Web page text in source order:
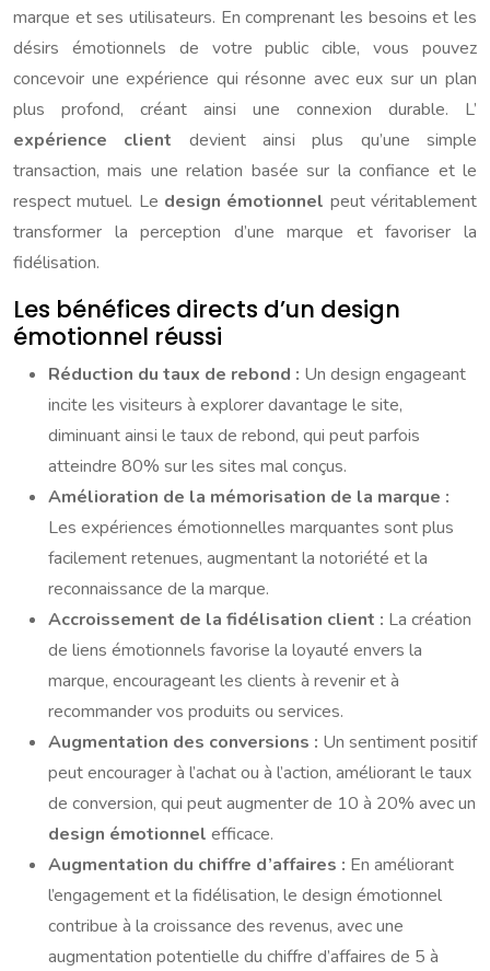
marque et ses utilisateurs. En comprenant les besoins et les
désirs émotionnels de votre public cible, vous pouvez
concevoir une expérience qui résonne avec eux sur un plan
plus profond, créant ainsi une connexion durable. L’
expérience client devient ainsi plus qu’une simple
transaction, mais une relation basée sur la confiance et le
respect mutuel. Le design émotionnel peut véritablement
transformer la perception d’une marque et favoriser la
fidélisation.
Les bénéfices directs d’un design
émotionnel réussi
Réduction du taux de rebond : Un design engageant
incite les visiteurs à explorer davantage le site,
diminuant ainsi le taux de rebond, qui peut parfois
atteindre 80% sur les sites mal conçus.
Amélioration de la mémorisation de la marque :
Les expériences émotionnelles marquantes sont plus
facilement retenues, augmentant la notoriété et la
reconnaissance de la marque.
Accroissement de la fidélisation client : La création
de liens émotionnels favorise la loyauté envers la
marque, encourageant les clients à revenir et à
recommander vos produits ou services.
Augmentation des conversions : Un sentiment positif
peut encourager à l’achat ou à l’action, améliorant le taux
de conversion, qui peut augmenter de 10 à 20% avec un
design émotionnel efficace.
Augmentation du chiffre d’affaires : En améliorant
l’engagement et la fidélisation, le design émotionnel
contribue à la croissance des revenus, avec une
augmentation potentielle du chiffre d’affaires de 5 à